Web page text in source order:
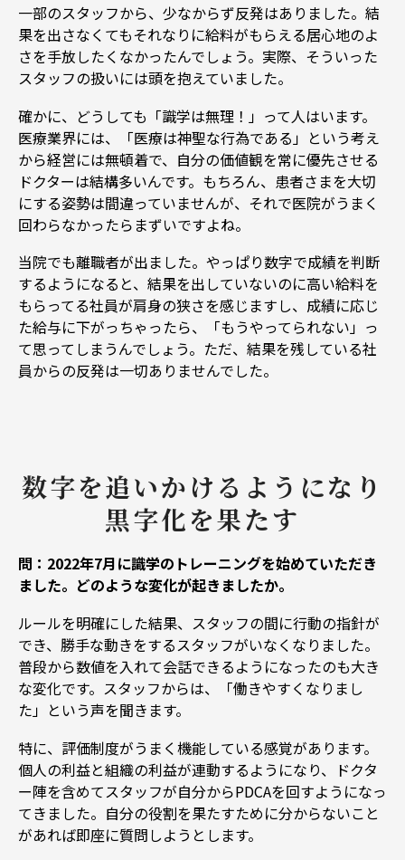
一部のスタッフから、少なからず反発はありました。結
果を出さなくてもそれなりに給料がもらえる居心地のよ
さを手放したくなかったんでしょう。実際、そういった
スタッフの扱いには頭を抱えていました。
確かに、どうしても「識学は無理！」って人はいます。
医療業界には、「医療は神聖な行為である」という考え
から経営には無頓着で、自分の価値観を常に優先させる
ドクターは結構多いんです。もちろん、患者さまを大切
にする姿勢は間違っていませんが、それで医院がうまく
回わらなかったらまずいですよね。
当院でも離職者が出ました。やっぱり数字で成績を判断
するようになると、結果を出していないのに高い給料を
もらってる社員が肩身の狭さを感じますし、成績に応じ
た給与に下がっちゃったら、「もうやってられない」っ
て思ってしまうんでしょう。ただ、結果を残している社
員からの反発は一切ありませんでした。
数字を追いかけるようになり
黒字化を果たす
問：2022年7月に識学のトレーニングを始めていただき
ました。どのような変化が起きましたか。
ルールを明確にした結果、スタッフの間に行動の指針が
でき、勝手な動きをするスタッフがいなくなりました。
普段から数値を入れて会話できるようになったのも大き
な変化です。スタッフからは、「働きやすくなりまし
た」という声を聞きます。
特に、評価制度がうまく機能している感覚があります。
個人の利益と組織の利益が連動するようになり、ドクタ
ー陣を含めてスタッフが自分からPDCAを回すようになっ
てきました。自分の役割を果たすために分からないこと
があれば即座に質問しようとします。